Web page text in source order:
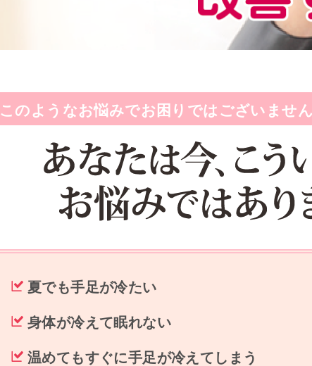
このようなお悩みでお困りではございませ
夏でも手足が冷たい
身体が冷えて眠れない
温めてもすぐに手足が冷えてしまう